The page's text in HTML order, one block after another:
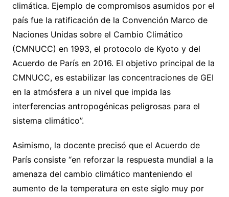
climática. Ejemplo de compromisos asumidos por el
país fue la ratificación de la Convención Marco de
Naciones Unidas sobre el Cambio Climático
(CMNUCC) en 1993, el protocolo de Kyoto y del
Acuerdo de París en 2016. El objetivo principal de la
CMNUCC, es estabilizar las concentraciones de GEI
en la atmósfera a un nivel que impida las
interferencias antropogénicas peligrosas para el
sistema climático”.
Asimismo, la docente precisó que el Acuerdo de
París consiste “en reforzar la respuesta mundial a la
amenaza del cambio climático manteniendo el
aumento de la temperatura en este siglo muy por